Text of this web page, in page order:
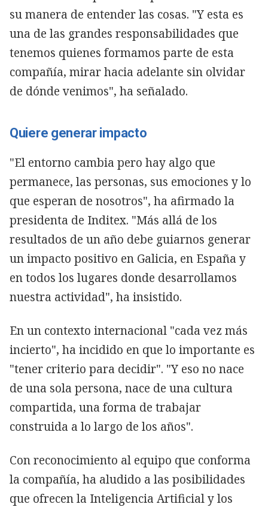
su manera de entender las cosas. "Y esta es
una de las grandes responsabilidades que
tenemos quienes formamos parte de esta
compañía, mirar hacia adelante sin olvidar
de dónde venimos", ha señalado.
Quiere generar impacto
"El entorno cambia pero hay algo que
permanece, las personas, sus emociones y lo
que esperan de nosotros", ha afirmado la
presidenta de Inditex. "Más allá de los
resultados de un año debe guiarnos generar
un impacto positivo en Galicia, en España y
en todos los lugares donde desarrollamos
nuestra actividad", ha insistido.
En un contexto internacional "cada vez más
incierto", ha incidido en que lo importante es
"tener criterio para decidir". "Y eso no nace
de una sola persona, nace de una cultura
compartida, una forma de trabajar
construida a lo largo de los años".
Con reconocimiento al equipo que conforma
la compañía, ha aludido a las posibilidades
que ofrecen la Inteligencia Artificial y los